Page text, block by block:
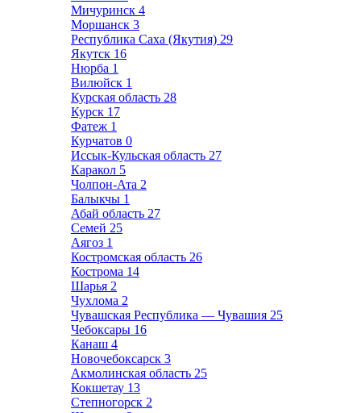
Мичуринск 4
Моршанск 3
Республика Саха (Якутия) 29
Якутск 16
Нюрба 1
Вилюйск 1
Курская область 28
Курск 17
Фатеж 1
Курчатов 0
Иссык-Кульская область 27
Каракол 5
Чолпон-Ата 2
Балыкчы 1
Абай область 27
Семей 25
Аягоз 1
Костромская область 26
Кострома 14
Шарья 2
Чухлома 2
Чувашская Республика — Чувашия 25
Чебоксары 16
Канаш 4
Новочебоксарск 3
Акмолинская область 25
Кокшетау 13
Степногорск 2